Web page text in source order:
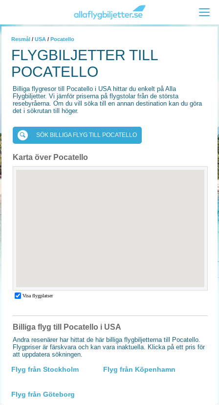
Resmål / USA / Pocatello
FLYGBILJETTER TILL
POCATELLO
Billiga flygresor till Pocatello i USA hittar du enkelt på Alla
Flygbiljetter. Vi jämför priserna på flygstolar från de största
resebyråerna. Om du vill söka till en annan destination kan du göra
det i sökrutan till höger.
SÖK BILLIGA FLYG TILL POCATELLO
Karta över Pocatello
Billiga flyg till Pocatello i USA
Andra resenärer har hittat de här billiga flygbiljetterna till Pocatello.
Flygpriser är färskvara och kan vara inaktuella. Klicka på ett pris för
att uppdatera sökningen.
Flyg från Stockholm Flyg från Köpenhamn
Flyg från Göteborg